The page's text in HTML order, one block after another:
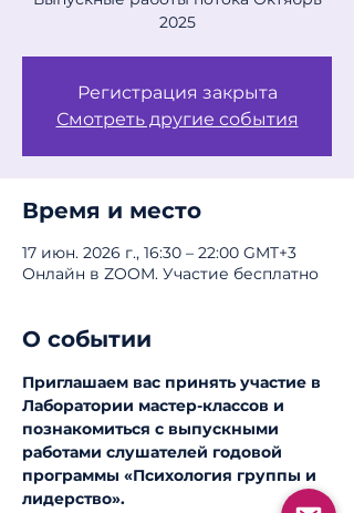
2025
Регистрация закрыта
Смотреть другие события
Время и место
17 июн. 2026 г., 16:30 – 22:00 GMT+3
Онлайн в ZOOM. Участие бесплатно
О событии
Приглашаем вас принять участие в
Лаборатории мастер-классов и
познакомиться с выпускными
работами слушателей годовой
программы «Психология группы и
лидерство».